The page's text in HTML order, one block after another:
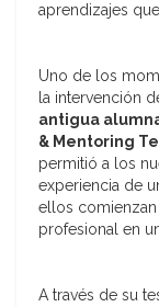
aprendizajes
Uno de los
la intervención
antigua
& Mentoring
permitió a los
experiencia de
ellos
profesional en
A través de su